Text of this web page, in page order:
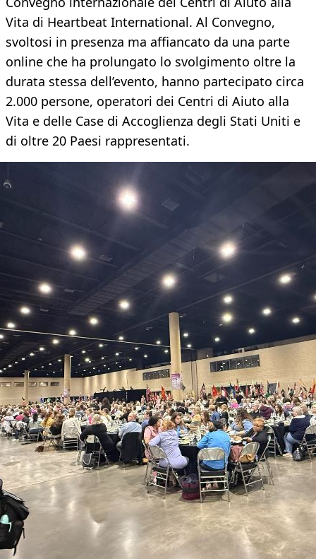
Vita di Heartbeat International. Al Convegno,
svoltosi in presenza ma affiancato da una parte
online che ha prolungato lo svolgimento oltre la
durata stessa dell’evento, hanno partecipato circa
2.000 persone, operatori dei Centri di Aiuto alla
Vita e delle Case di Accoglienza degli Stati Uniti e
di oltre 20 Paesi rappresentati.